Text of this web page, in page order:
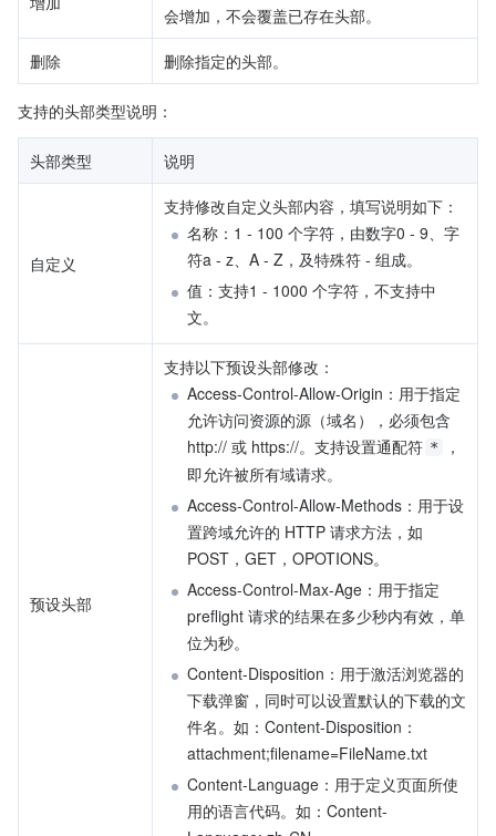
会增加，不会覆盖已存在头部。
删除 删除指定的头部。
支持的头部类型说明：
头部类型 说明
自定义
支持修改自定义头部内容，填写说明如下：
名称：1 - 100 个字符，由数字0 - 9、字
符a - z、A - Z，及特殊符 - 组成。
值：支持1 - 1000 个字符，不支持中
文。
预设头部
支持以下预设头部修改：
Access-Control-Allow-Origin：用于指定
允许访问资源的源（域名），必须包含
http:// 或 https://。支持设置通配符 *
，
即允许被所有域请求。
Access-Control-Allow-Methods：用于设
置跨域允许的 HTTP 请求方法，如
POST，GET，OPOTIONS。
Access-Control-Max-Age：用于指定
preflight 请求的结果在多少秒内有效，单
位为秒。
Content-Disposition：用于激活浏览器的
下载弹窗，同时可以设置默认的下载的文
件名。如：Content-Disposition：
attachment;filename=FileName.txt
Content-Language：用于定义页面所使
用的语言代码。如：Content-